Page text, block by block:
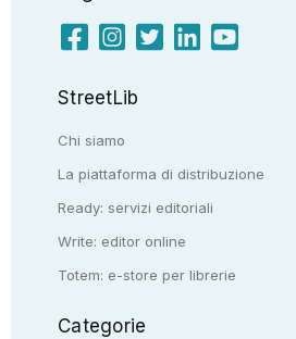
StreetLib
Chi siamo
La piattaforma di distribuzione
Ready: servizi editoriali
Write: editor online
Totem: e-store per librerie
Categorie